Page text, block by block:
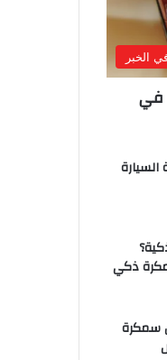
الخبر
في
ذكي
سمكرة